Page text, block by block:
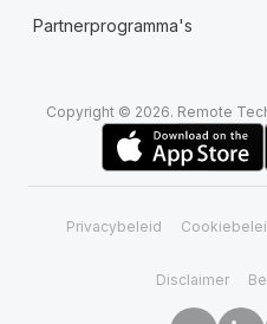
Partnerprogramma's
Copyright © 2026. Remote
Privacybeleid
Disclaimer